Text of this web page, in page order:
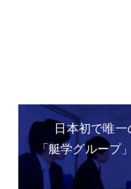
日本初で唯
「艇学グループ